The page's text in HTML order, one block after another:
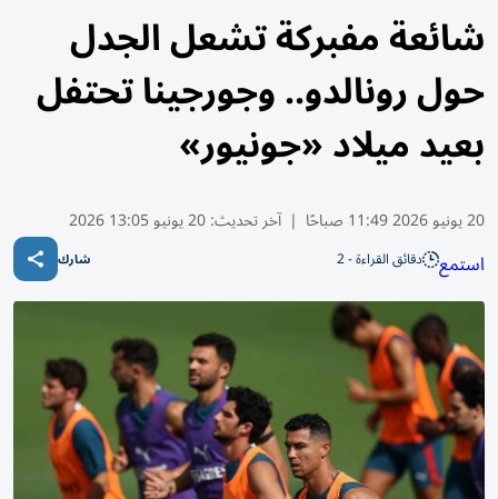
شائعة مفبركة تشعل الجدل
حول رونالدو.. وجورجينا تحتفل
بعيد ميلاد «جونيور»
20 يونيو 2026 11:49 صباحًا | آخر تحديث:20 يونيو 13:05 2026
استمع دقائق القراءة - 2 شارك